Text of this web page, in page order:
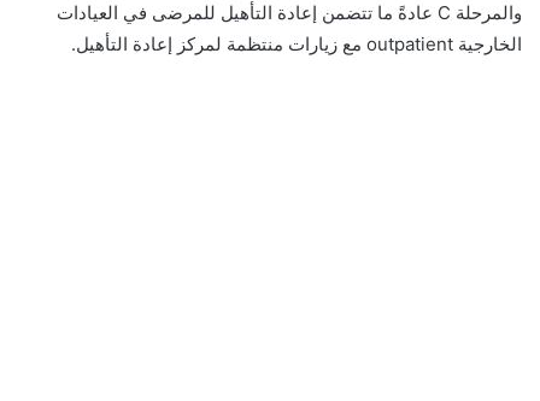
والمرحلة C عادةً ما تتضمن إعادة التأهيل للمرضى في العيادات
الخارجية outpatient مع زيارات منتظمة لمركز إعادة التأهيل.